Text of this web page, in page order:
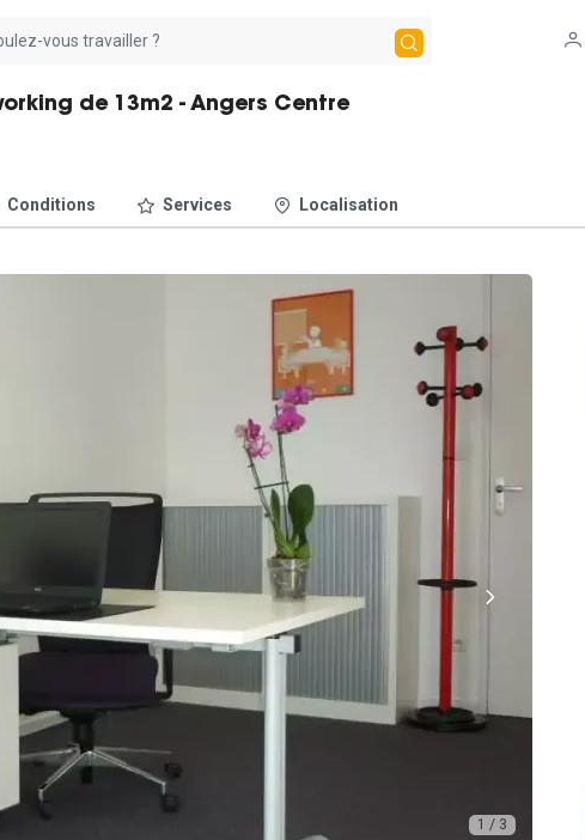
de 13m2 - Angers Centre
Conditions Services Localisation
1 / 3